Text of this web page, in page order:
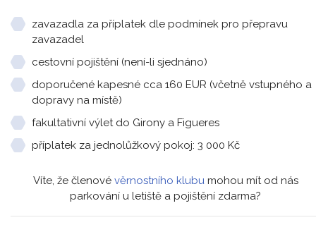
zavazadla za příplatek dle podmínek pro přepravu
zavazadel
cestovní pojištění (není-li sjednáno)
doporučené kapesné cca 160 EUR (včetně vstupného a
dopravy na místě)
fakultativní výlet do Girony a Figueres
příplatek za jednolůžkový pokoj: 3 000 Kč
Víte, že členové věrnostního klubu mohou mít od nás
parkování u letiště a pojištění zdarma?